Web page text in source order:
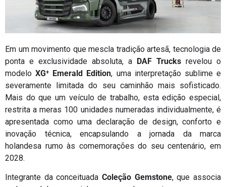
Em um movimento que mescla tradição artesã, tecnologia de
ponta e exclusividade absoluta, a DAF Trucks revelou o
modeloXG⁺ Emerald Edition, uma interpretação sublime e
severamente limitada do seu caminhão mais sofisticado.
Mais do que um veículo de trabalho, esta edição especial,
restrita a meras 100 unidades numeradas individualmente, é
apresentada como uma declaração de design, conforto e
inovação técnica, encapsulando a jornada da marca
holandesa rumo às comemorações do seu centenário, em
2028.
Integrante da conceituada Coleção Gemstone, que associa